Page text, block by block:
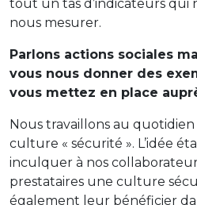
tout un tas d’indicateurs
nous mesurer.
Parlons actions sociales
vous nous donner des
vous mettez en place
Nous travaillons au
culture « sécurité ». L’idée
inculquer à nos
prestataires une culture
également leur bénéficier